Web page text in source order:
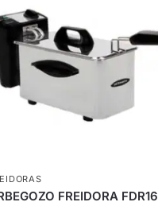
FREIDORA FDR16